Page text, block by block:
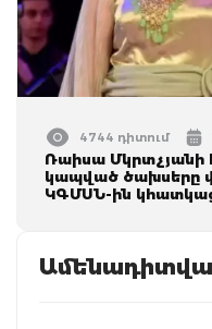
4744 դիտում
Ռաիսա Մկրտչյանի
կապված ծախսերը
ԿԳՄՍՆ-ին